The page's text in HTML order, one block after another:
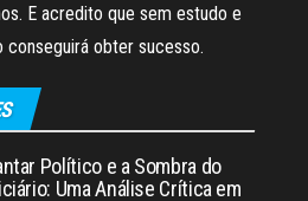
E acredito que sem estudo e
conseguirá obter sucesso.
Político e a Sombra do
Uma Análise Crítica em